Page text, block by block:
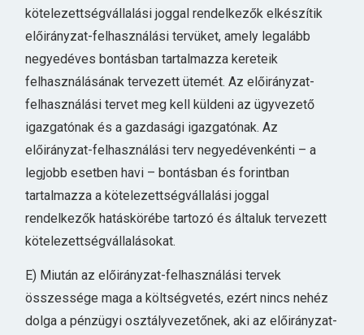
kötelezettségvállalási joggal rendelkezők elkészítik
előirányzat-felhasználási tervüket, amely legalább
negyedéves bontásban tartalmazza kereteik
felhasználásának tervezett ütemét. Az előirányzat-
felhasználási tervet meg kell küldeni az ügyvezető
igazgatónak és a gazdasági igazgatónak. Az
előirányzat-felhasználási terv negyedévenkénti – a
legjobb esetben havi – bontásban és forintban
tartalmazza a kötelezettségvállalási joggal
rendelkezők hatáskörébe tartozó és általuk tervezett
kötelezettségvállalásokat.
E) Miután az előirányzat-felhasználási tervek
összessége maga a költségvetés, ezért nincs nehéz
dolga a pénzügyi osztályvezetőnek, aki az előirányzat-